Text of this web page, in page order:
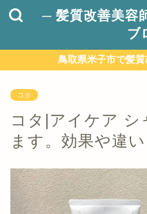
─ 髪質改善美容
ブ
鳥取県米子市で髪
コタ
コタ|アイケア シ
ます。効果や違い